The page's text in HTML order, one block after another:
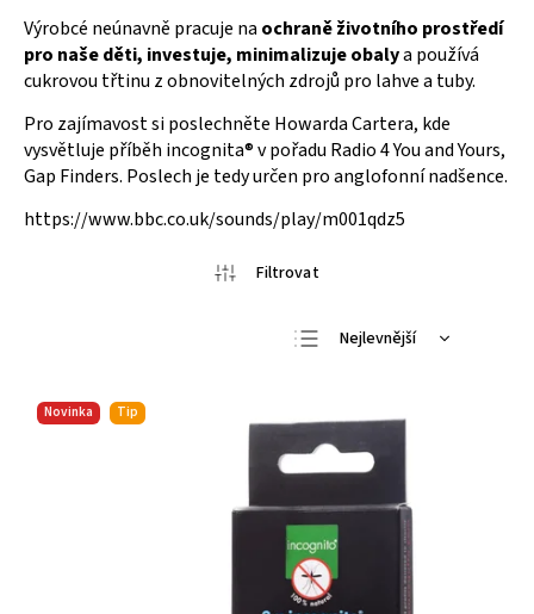
Výrobcé neúnavně pracuje na ochraně životního prostředí
pro naše děti, investuje, minimalizuje obalya používá
cukrovou třtinu z obnovitelných zdrojů pro lahve a tuby.
Pro zajímavost si poslechněte Howarda Cartera, kde
vysvětluje příběh incognita® v pořadu Radio 4 You and Yours,
Gap Finders. Poslech je tedy určen pro anglofonní nadšence.
https://www.bbc.co.uk/sounds/play/m001qdz5
Nejlevnější
Nejprodávanější
Abecedně
Novinka Tip